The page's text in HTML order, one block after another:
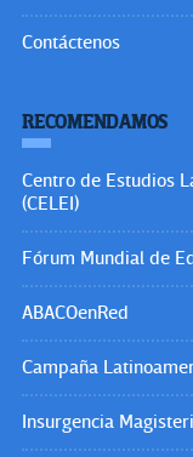
Contáctenos
RECOMENDAMOS
Centro de Estudios
(CELEI)
Fórum Mundial de
ABACOenRed
Campaña
Insurgencia